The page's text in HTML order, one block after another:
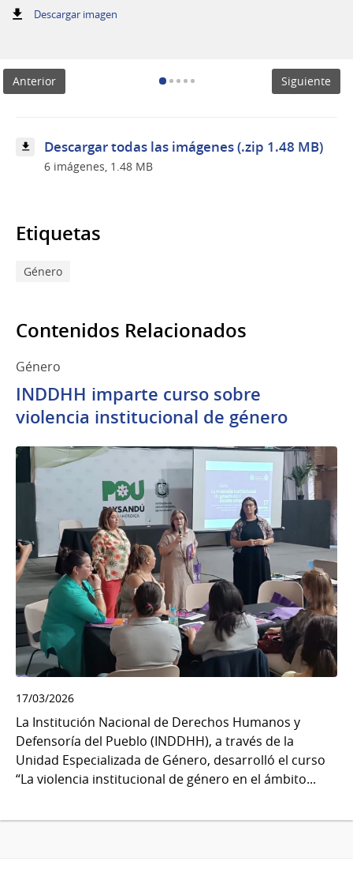
Descargar imagen:
Legislativo
Anterior Siguiente
Descargar todas las imágenes (.zip 1.48 MB)
6 imágenes, 1.48 MB
Etiquetas
Género
Contenidos Relacionados
Género
INDDHH imparte curso sobre
violencia institucional de género
17/03/2026
La Institución Nacional de Derechos Humanos y
Defensoría del Pueblo (INDDHH), a través de la
Unidad Especializada de Género, desarrolló el curso
“La violencia institucional de género en el ámbito...